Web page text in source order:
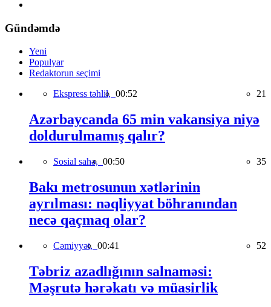
Gündəmdə
Yeni
Populyar
Redaktorun seçimi
Ekspress təhlil, 00:52 21
Azərbaycanda 65 min vakansiya niyə
doldurulmamış qalır?
Sosial sahə, 00:50 35
Bakı metrosunun xətlərinin
ayrılması: nəqliyyat böhranından
necə qaçmaq olar?
Cəmiyyət, 00:41 52
Təbriz azadlığının salnaməsi:
Məşrutə hərəkatı və müasirlik